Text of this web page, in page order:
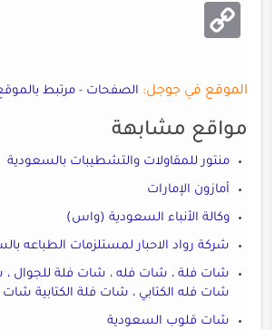
Copy
Link
الموقع في جوجل: الصفحات-مرتبط بالموقع
مواقع مشابهة
منتور للمقاولات والتشطيبات بالسعودية
أمازون الإمارات
وكالة الأنباء السعودية (واس)
شركة رواد الاحبار لمستلزمات الطباعه
شات فلة ، شات فله ، شات فلة للجوال ،
شات فله الكتابي ، شات فلة الكتابية
شات قلوب السعودية